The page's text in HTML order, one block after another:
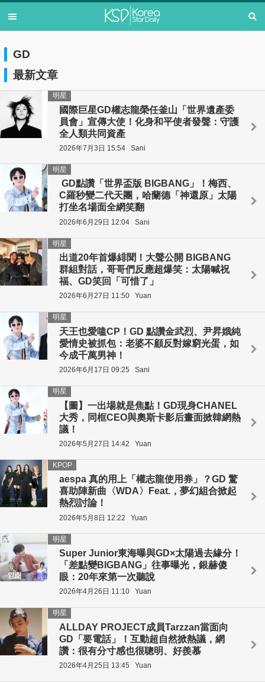
GD
最新文章
國際巨星GD權志龍榮任釜山「世界遺產委
員會」宣傳大使！化身和平使者發聲：守護
全人類共同資產
明星
2026年7月3日 15:54 Sani
GD點讚「世界盃版 BIGBANG」！梅西、
C羅秒變二代天團，哈蘭德「神還原」太陽
打坐名場面全網笑翻
明星
2026年6月29日 12:04 Sani
出道20年首爆緋聞！大聲公開 BIGBANG
群組對話，哥哥們反應超爆笑：太陽喊祝
福、GD笑回「可惜了」
明星
2026年6月27日 11:50 Yuan
天王也愛嗑CP！GD 點讚金武烈、尹昇娥純
愛情史被抓包：老婆不顧反對嫁窮光蛋，如
今成千萬男神！
明星
2026年6月17日 09:25 Sani
【圖】一出場就是焦點！GD現身CHANEL
大秀，同框CEO與奧斯卡影后畫面掀韓網熱
議！
明星
2026年5月27日 14:42 Yuan
aespa 真的用上「權志龍使用券」？GD 驚
喜助陣新曲〈WDA〉Feat.，夢幻組合掀起
熱烈討論！
KPOP
2026年5月8日 12:22 Yuan
Super Junior東海曝與GD×太陽過去緣分！
「差點變BIGBANG」往事曝光，銀赫傻
眼：20年來第一次聽說
明星
2026年4月26日 11:10 Yuan
ALLDAY PROJECT成員Tarzzan當面向
GD「要電話」！互動超自然掀熱議，網
讚：很有分寸感也很聰明、好羨慕
明星
2026年4月25日 13:45 Yuan